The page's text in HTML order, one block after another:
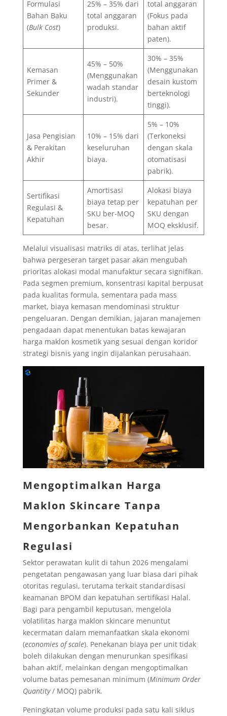
Formulasi
Bahan Baku
(Bulk Cost)
25% – 35% dari
total anggaran
produksi.
total anggaran
(Fokus pada
bahan aktif
paten).
Kemasan
Primer &
Sekunder
45% – 50%
(Menggunakan
wadah standar
industri).
30% – 35%
(Menggunakan
desain kustom
berteknologi
tinggi).
Jasa Pengisian
& Perakitan
Akhir
10% – 15% dari
keseluruhan
biaya.
5% – 10%
(Terkoneksi
dengan skala
otomatisasi
pabrik).
Sertifikasi
Regulasi &
Kepatuhan
Amortisasi
biaya tetap per
SKU ber-MOQ
besar.
Alokasi biaya
kepatuhan per
SKU dengan
MOQ eksklusif.
Melalui visualisasi matriks di atas, terlihat jelas
bahwa pergeseran target pasar akan mengubah
prioritas alokasi modal manufaktur secara signifikan.
Pada segmen premium, konsentrasi kapital berpusat
pada kualitas formula, sementara pada mass
market, biaya kemasan mendominasi struktur
pengeluaran. Dengan demikian, jajaran manajemen
pengadaan dapat menentukan batas kewajaran
harga maklon kosmetik yang sesuai dengan koridor
strategi bisnis yang ingin dijalankan perusahaan.
Mengoptimalkan Harga
Maklon Skincare Tanpa
Mengorbankan Kepatuhan
Regulasi
Sektor perawatan kulit di tahun 2026 mengalami
pengetatan pengawasan yang luar biasa dari pihak
otoritas regulasi, terutama terkait standardisasi
keamanan BPOM dan kepatuhan sertifikasi Halal.
Bagi para pengambil keputusan, mengelola
volatilitas harga maklon skincare menuntut
kecermatan dalam memanfaatkan skala ekonomi
(economies of scale). Penekanan biaya per unit tidak
boleh dilakukan dengan menurunkan spesifikasi
bahan aktif, melainkan dengan mengoptimalkan
volume batas pemesanan minimum (Minimum Order
Quantity/ MOQ) pabrik.
Peningkatan volume produksi pada satu kali siklus